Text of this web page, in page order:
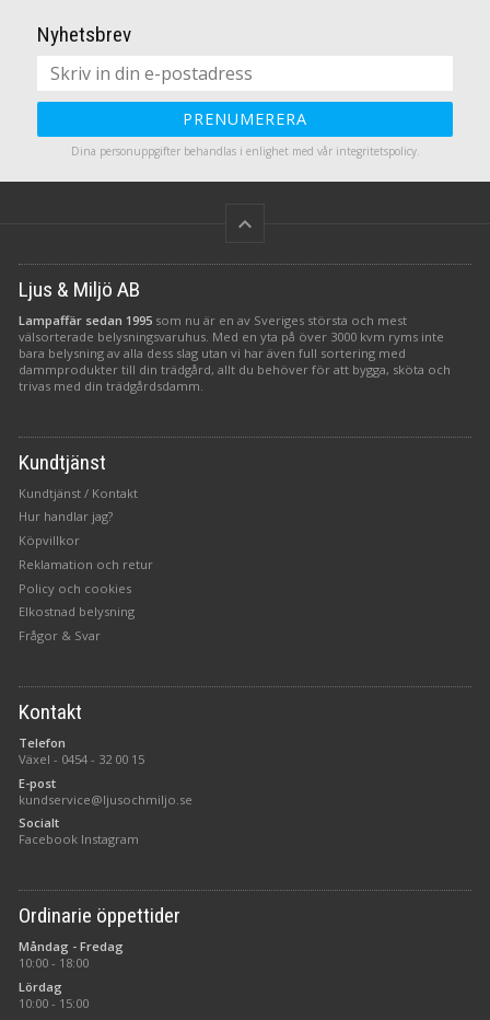
Nyhetsbrev
PRENUMERERA
Dina personuppgifter behandlas i enlighet med vår integritetspolicy.
keyboard_arrow_up
Ljus & Miljö AB
Lampaffär sedan 1995 som nu är en av Sveriges största och mest
välsorterade belysningsvaruhus. Med en yta på över 3000 kvm ryms inte
bara belysning av alla dess slag utan vi har även full sortering med
dammprodukter till din trädgård, allt du behöver för att bygga, sköta och
trivas med din trädgårdsdamm.
Kundtjänst
Kundtjänst / Kontakt
Hur handlar jag?
Köpvillkor
Reklamation och retur
Policy och cookies
Elkostnad belysning
Frågor & Svar
Kontakt
Telefon
Växel - 0454 - 32 00 15
E-post
kundservice@ljusochmiljo.se
Socialt
Facebook Instagram
Ordinarie öppettider
Måndag - Fredag
10:00 - 18:00
Lördag
10:00 - 15:00